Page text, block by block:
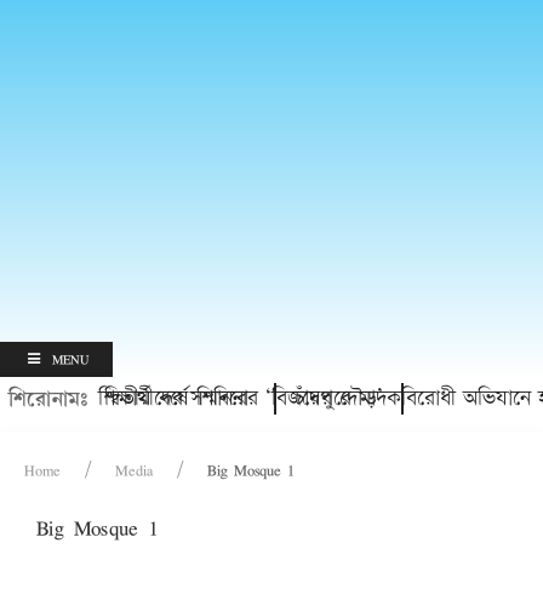
MENU
শিরোনামঃ
প্রাপ্ত শিক্ষার্থীদের সম্মাননা চাঁদপুরে মাদকবিরোধী অভিযানে
দ্বিতীয় বর্ষে শিবিরের ‘বিজয়ের দৌড়’
Home Media Big Mosque 1
Big Mosque 1